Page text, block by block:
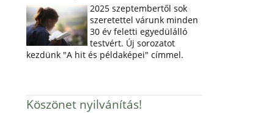
2025 szeptembertől sok
szeretettel várunk minden
30 év feletti egyedülálló
testvért. Új sorozatot
kezdünk "A hit és példaképei" címmel.
Köszönet nyilvánítás!